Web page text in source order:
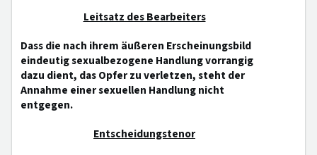
Leitsatz des Bearbeiters
Dass die nach ihrem äußeren Erscheinungsbild
eindeutig sexualbezogene Handlung vorrangig
dazu dient, das Opfer zu verletzen, steht der
Annahme einer sexuellen Handlung nicht
entgegen.
Entscheidungstenor